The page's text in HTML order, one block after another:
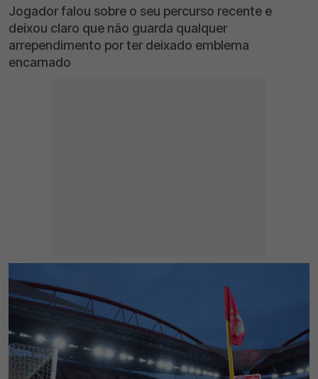
Jogador falou sobre o seu percurso recente e
deixou claro que não guarda qualquer
arrependimento por ter deixado emblema
encarnado